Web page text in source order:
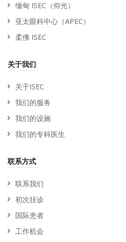
缅甸 ISEC（仰光）
亚太眼科中心（APEC）
柔佛 ISEC
关于我们
关于ISEC
我们的服务
我们的设施
我们的专科医生
联系方式
联系我们
初次挂诊
国际患者
工作机会